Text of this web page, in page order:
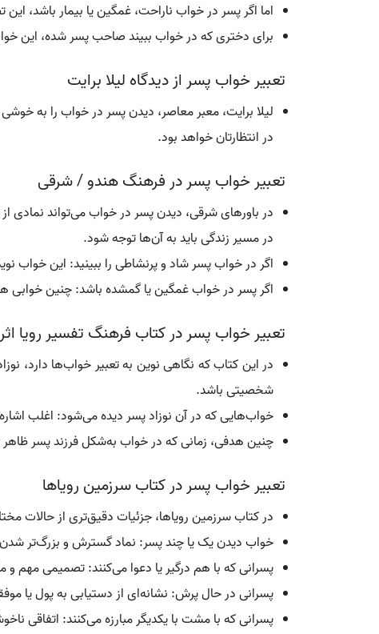
اما اگر پسر در خواب ناراحت، غمگین یا بیمار
برای دختری که در خواب ببیند صاحب پسر شده، این
تعبیر خواب پسر از دیدگاه لیلا برایت
لیلا برایت، معبر معاصر، دیدن پسر در خواب را به
در انتظارتان خواهد بود.
تعبیر خواب پسر در فرهنگ هندو / شرقی
در باورهای شرقی، دیدن پسر در خواب می‌تواند نمادی
در مسیر زندگی باید به آن‌ها توجه شود.
اگر در خواب پسر شاد و پرنشاطی را ببینید: این
اگر پسر در خواب غمگین یا گمشده باشد: چنین
تعبیر خواب پسر در کتاب فرهنگ تفسیر رویا
در این کتاب که نگاهی نوین به تعبیر خواب‌ها دارد،
شخصیتی باشد.
خواب‌هایی که در آن نوزاد پسر دیده می‌شود: اغلب
چنین هدفی، زمانی که در خواب به‌شکل فرزند پسر
تعبیر خواب پسر در کتاب سرزمین رویاها
در کتاب سرزمین رویاها، جزئیات دقیق‌تری از حالات
خواب دیدن یک یا چند پسر: نماد گسترش و بزرگ‌تر
پسرانی که با هم درگیر یا دعوا می‌کنند: تصمیمی مهم
پسرانی در حال پرش: نشانه‌ای از دستیابی به پول یا
پسرانی که با مشت با یکدیگر مبارزه می‌کنند: اتفاقی